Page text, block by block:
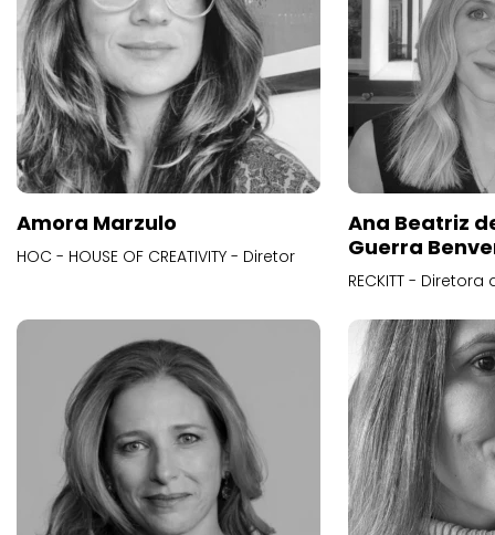
Amora Marzulo
HOC - HOUSE OF CREATIVITY - Diretor
Ana Beatriz
Guerra
RECKITT -